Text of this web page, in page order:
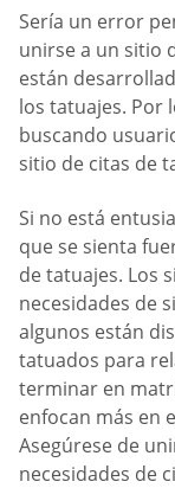
Sería un error
unirse a un sitio
están
los tatuajes. Por
buscando
sitio de citas de
Si no está
que se sienta
de tatuajes. Los
necesidades de
algunos están
tatuados para
terminar en
enfocan más en
Asegúrese de
necesidades de